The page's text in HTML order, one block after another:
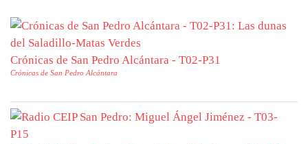
Crónicas de San Pedro Alcántara - T02-P31
Crónicas de San Pedro Alcántara